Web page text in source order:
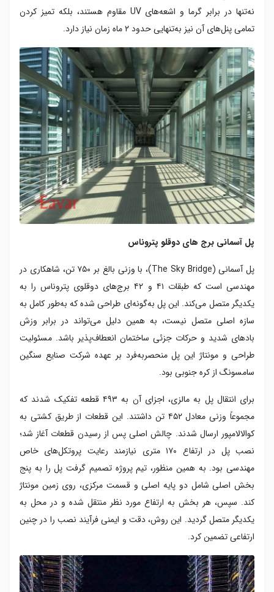
نه‌تنها در برابر گرما و اشعه‌های UV مقاوم هستند، بلکه تمیز کردن
تمامی پنل‌های آن نیز به‌تنهایی حدود ۲ ماه زمان نیاز دارد.
پل آسمانی برج های دوقلو پتروناس
پل آسمانی (The Sky Bridge)، با وزنی بالغ بر ۷۵۰ تن، شاهکاری در
مهندسی است که طبقات ۴۱ و ۴۲ برج‌های دوقلوی پتروناس را به
یکدیگر متصل می‌کند. این پل به‌گونه‌ای طراحی شده که به‌طور کامل به
سازه اصلی متصل نیست، به همین دلیل می‌تواند در برابر وزش
بادهای شدید و حرکات جزئی ساختمان انعطاف‌پذیر باشد. مسئولیت
طراحی و مونتاژ این پل منحصربه‌فرد بر عهده شرکت صنایع سنگین
سامسونگ از کره جنوبی بود.
برای انتقال پل به مالزی، اجزای آن به ۴۹۳ قطعه تفکیک شدند که
مجموعاً وزنی معادل ۴۵۲ تن داشتند. این قطعات از طریق کشتی به
کوالالامپور ارسال شدند. چالش اصلی پس از رسیدن قطعات آغاز شد؛
نصب پل در ارتفاع ۱۷۰ متری نیازمند رعایت پروتکل‌های خاص
مهندسی بود. به همین منظور، تیم پروژه تصمیم گرفت پل را به پنج
بخش اصلی شامل دو پایه اصلی و قسمت مرکزی، روی زمین مونتاژ
کند. سپس، هر بخش به ارتفاع مورد نظر منتقل شده و در محل به
یکدیگر متصل گردید. این روش، دقت و ایمنی فرآیند نصب را در چنین
ارتفاعی تضمین کرد.